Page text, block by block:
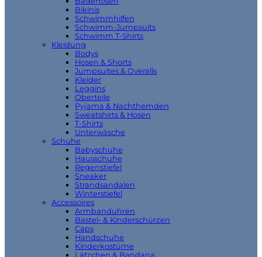
Bikinis
Schwimmhilfen
Schwimm-Jumpsuits
Schwimm T-Shirts
Kleidung
Bodys
Hosen & Shorts
Jumpsuites & Overalls
Kleider
Leggins
Oberteile
Pyjama & Nachthemden
Sweatshirts & Hosen
T-Shirts
Unterwäsche
Schuhe
Babyschuhe
Hausschuhe
Regenstiefel
Sneaker
Strandsandalen
Winterstiefel
Accessoires
Armbanduhren
Bastel- & Kinderschürzen
Caps
Handschuhe
Kinderkostüme
Lätzchen & Bandana